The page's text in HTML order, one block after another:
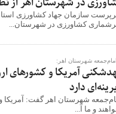
کشاورزی در شهرستان...
امام‌جمعه شهرستان اهر:
آمریکا و کشورهای
دارد
شهرستان اهر گفت:
و ما آ...